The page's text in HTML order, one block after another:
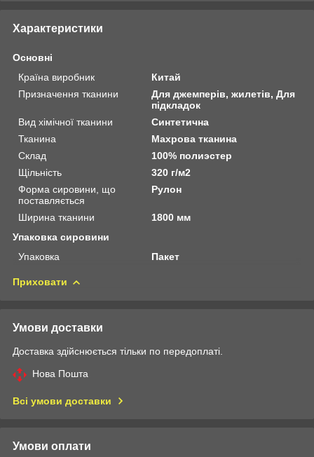
Характеристики
Основні
Країна виробник
Китай
Призначення тканини
Для джемперів, жилетів, Для
підкладок
Вид хімічної тканини
Синтетична
Тканина
Махрова тканина
Склад
100% полиэстер
Щільність
320 г/м2
Форма сировини, що
поставляється
Рулон
Ширина тканини
1800 мм
Упаковка сировини
Упаковка
Пакет
Приховати
Умови доставки
Доставка здійснюється тільки по передоплаті.
Нова Пошта
Всі умови доставки
Умови оплати